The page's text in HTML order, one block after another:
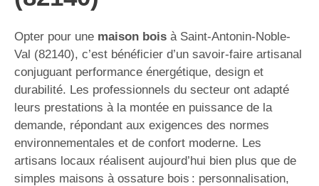
Opter pour une maison bois à Saint-Antonin-Noble-
Val (82140), c’est bénéficier d’un savoir-faire artisanal
conjuguant performance énergétique, design et
durabilité. Les professionnels du secteur ont adapté
leurs prestations à la montée en puissance de la
demande, répondant aux exigences des normes
environnementales et de confort moderne. Les
artisans locaux réalisent aujourd’hui bien plus que de
simples maisons à ossature bois : personnalisation,